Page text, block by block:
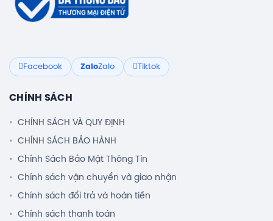
Facebook ZaloZalo Tiktok
CHÍNH SÁCH
CHÍNH SÁCH VÀ QUY ĐỊNH
CHÍNH SÁCH BẢO HÀNH
Chính Sách Bảo Mật Thông Tin
Chính sách vận chuyển và giao nhận
Chính sách đổi trả và hoàn tiền
Chính sách thanh toán